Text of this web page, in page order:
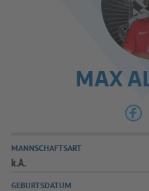
SPIELBETRIEB &
AUSBILDUNG &MAX
MANNSCHAFTSART
k.A.
GEBURTSDATUM